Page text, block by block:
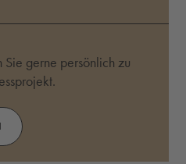
gerne persönlich zu